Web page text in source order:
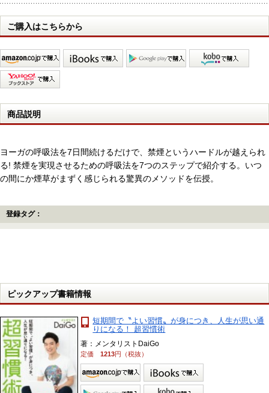
ご購入はこちらから
商品説明
ヨーガの呼吸法を7日間続けるだけで、禁煙というハードルが越えられ
る! 禁煙を実現させるための呼吸法を7つのステップで紹介する。いつ
の間にか煙草がまずく感じられる驚異のメソッドを伝授。
登録タグ：
ピックアップ書籍情報
短期間で〝よい習慣〟が身につき、人生が思い通
りになる！ 超習慣術
著：メンタリストDaiGo
定価1213円（税抜）